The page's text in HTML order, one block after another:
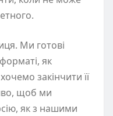
Ми готові
як
закінчити її
щоб ми
як з нашими